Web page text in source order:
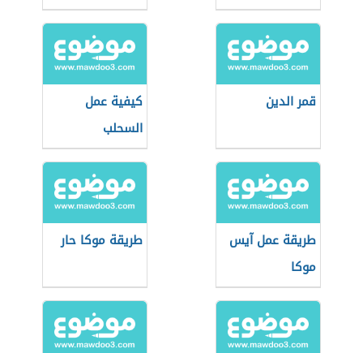
قمر الدين
كيفية عمل
السحلب
طريقة عمل آيس
موكا
طريقة موكا حار